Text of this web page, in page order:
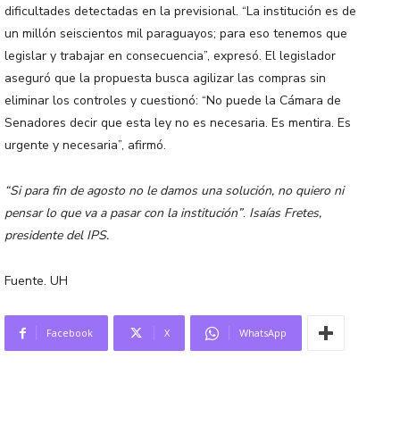
dificultades detectadas en la previsional. “La institución es de
un millón seiscientos mil paraguayos; para eso tenemos que
legislar y trabajar en consecuencia”, expresó. El legislador
aseguró que la propuesta busca agilizar las compras sin
eliminar los controles y cuestionó: “No puede la Cámara de
Senadores decir que esta ley no es necesaria. Es mentira. Es
urgente y necesaria”, afirmó.
“Si para fin de agosto no le damos una solución, no quiero ni
pensar lo que va a pasar con la institución”. Isaías Fretes,
presidente del IPS.
Fuente. UH
Facebook X WhatsApp